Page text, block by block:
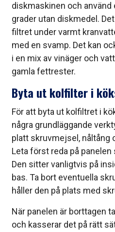
diskmaskinen och använd
grader utan diskmedel.
filtret under varmt
med en svamp. Det kan
i en mix av vinäger och
gamla fettrester.
Byta ut kolfilter i
För att byta ut kolfiltret i
några grundläggande
platt skruvmejsel, nåltång
Leta först reda på
Den sitter vanligtvis på
bas. Ta bort eventuella
håller den på plats med
När panelen är borttagen
och kasserar det på rätt